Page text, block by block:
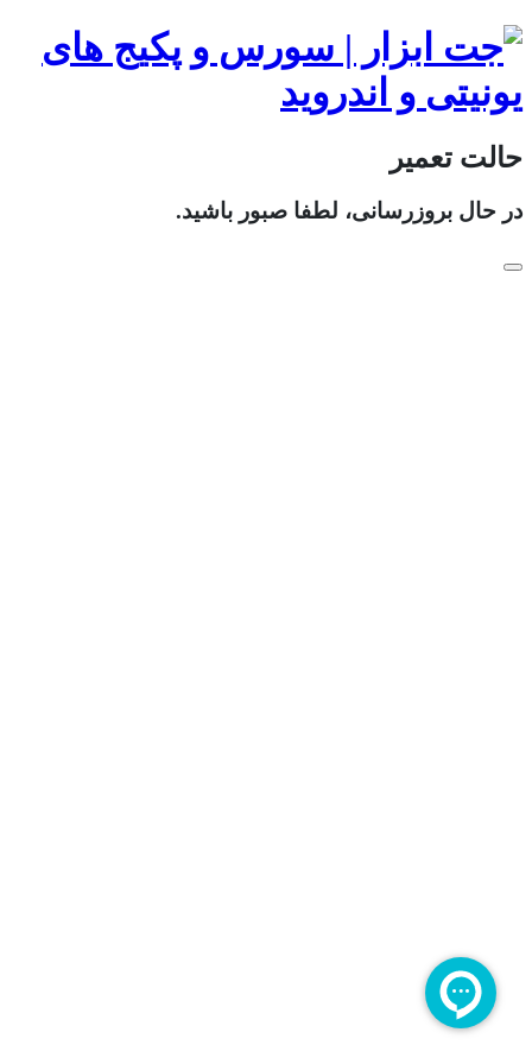
حالت تعمیر
در حال بروزرسانی، لطفا صبور باشید.